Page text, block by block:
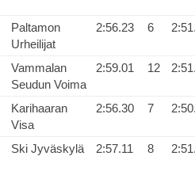
Paltamon
Urheilijat
2:56.23 6
Vammalan
Seudun Voima
2:59.01 12
Karihaaran
Visa
2:56.30 7
Ski Jyväskylä 2:57.11 8